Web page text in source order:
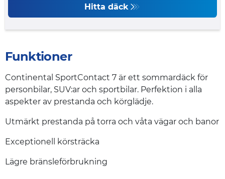
Hitta däck
Funktioner
Continental SportContact 7 är ett sommardäck för
personbilar, SUV:ar och sportbilar. Perfektion i alla
aspekter av prestanda och körglädje.
Utmärkt prestanda på torra och våta vägar och banor
Exceptionell körsträcka
Lägre bränsleförbrukning